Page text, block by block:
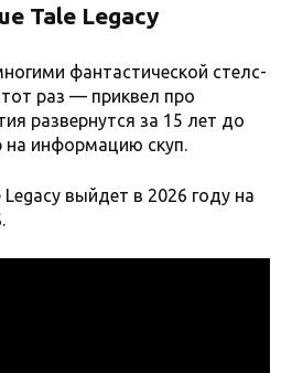
Tale Legacy
фантастической стелс-
раз — приквел про
развернутся за 15 лет до
на информацию скуп.
Legacy выйдет в 2026 году на